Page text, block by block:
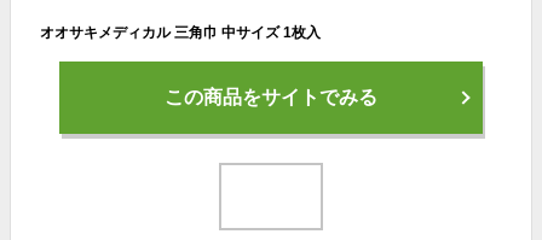
オオサキメディカル 三角巾 中サイズ 1枚入
この商品をサイトでみる